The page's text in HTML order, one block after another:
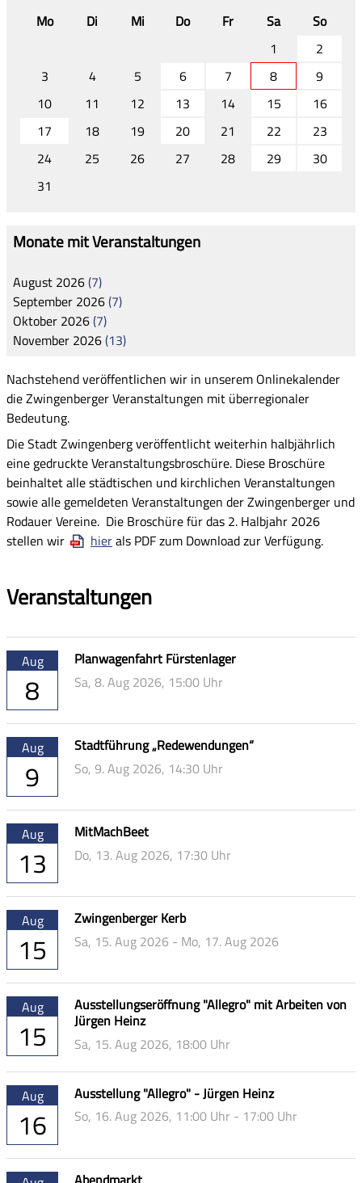
Mo
Di Mi Do Fr Sa
So
1
2
3
4 5 6 7 8
9
10
11 12 13 14 15
16
17
18 19 20 21 22
23
24
25 26 27 28 29
30
31
Monate mit Veranstaltungen
August 2026 7
September 2026 7
Oktober 2026 7
November 2026 13
Nachstehend veröffentlichen wir in unserem Onlinekalender
dieZwingenbergerVeranstaltungen mit überregionaler
Bedeutung.
Die Stadt Zwingenberg veröffentlicht weiterhin halbjährlich
eine gedruckte Veranstaltungsbroschüre. Diese Broschüre
beinhaltet alle städtischen und kirchlichen Veranstaltungen
sowie alle gemeldeten Veranstaltungen der Zwingenberger und
Rodauer Vereine. Die Broschüre für das 2. Halbjahr 2026
stellen wir
hierals PDF zum Download zur Verfügung.
Veranstaltungen
Aug
8
Planwagenfahrt Fürstenlager
Sa, 8. Aug 2026, 15:00 Uhr
Aug
9
Stadtführung „Redewendungen“
So, 9. Aug 2026, 14:30 Uhr
Aug
13
MitMachBeet
Do, 13. Aug 2026, 17:30 Uhr
Aug
15
Zwingenberger Kerb
Sa, 15. Aug 2026 - Mo, 17. Aug 2026
Aug
15
Ausstellungseröffnung "Allegro" mit Arbeiten von
Jürgen Heinz
Sa, 15. Aug 2026, 18:00 Uhr
Aug
16
Ausstellung "Allegro" - Jürgen Heinz
So, 16. Aug 2026, 11:00 Uhr - 17:00 Uhr